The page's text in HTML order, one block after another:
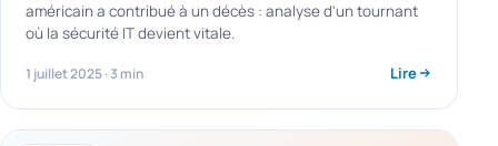
américain a contribué à un décès : analyse d'un tournant
où la sécurité IT devient vitale.
1 juillet 2025 · 3 min Lire